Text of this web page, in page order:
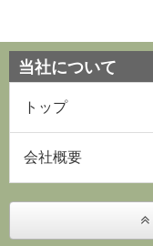
当社について
トップ
会社概要